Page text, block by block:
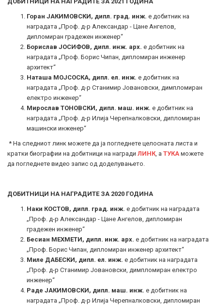
Горан ЈАКИМОВСКИ, дипл. град. инж. е добитник на
наградата „Проф. д-р Александар - Цане Ангелов,
дипломиран градежен инженер“
Борислав ЈОСИФОВ, дипл. инж. арх. е добитник на
наградата „Проф. Борис Чипан, дипломиран инженер
архитект“
Наташа МОЈСОСКА, дипл. ел. инж. е добитник на
наградата „Проф. д-р Станимир Јовановски, димпломиран
електро инженер“
Мирослав ТОНОВСКИ, дипл. маш. инж. е добитник на
наградата „Проф. д-р Илија Черепналковски, дипломиран
машински инженер“
* На следниот линк можете да ја погледнете целосната листа и
кратки биографии на добитници на награди ЛИНК, а ТУКА можете
да погледнете видео запис од доделувањето.
ДОБИТНИЦИ НА НАГРАДИТЕ ЗА 2020 ГОДИНА
Наки КОСТОВ, дипл. град. инж. е добитник на наградата
„Проф. д-р Александар - Цане Ангелов, дипломиран
градежен инженер“
Бесиан МЕХМЕТИ, дипл. инж. арх. е добитник на наградата
„Проф. Борис Чипан, дипломиран инженер архитект“
Миле ДАБЕСКИ, дипл. ел. инж. е добитник на наградата
„Проф. д-р Станимир Јовановски, димпломиран електро
инженер“
Раде ЈАКИМОВСКИ, дипл. маш. инж. е добитник на
наградата „Проф. д-р Илија Черепналковски, дипломиран